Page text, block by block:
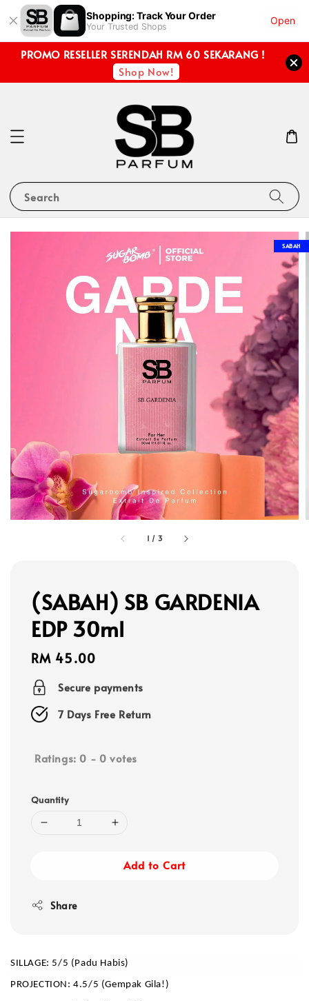
Shopping: Track Your Order
Your Trusted Shops
Open
PROMO RESELLER SERENDAH RM 60 SEKARANG !
Shop Now!
Search
1 / 3
SABAH
(SABAH) SB GARDENIA
EDP 30ml
Regular
price
RM 45.00
Secure payments
7 Days Free Return
Ratings: 0 - 0 votes
Quantity
Add to Cart
Share
SILLAGE: 5/5 (Padu Habis)
PROJECTION: 4.5/5 (Gempak Gila!)